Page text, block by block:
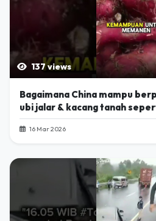
137 views
Bagaimana China mampu
ubi jalar & kacang tanah
16 Mar 2026